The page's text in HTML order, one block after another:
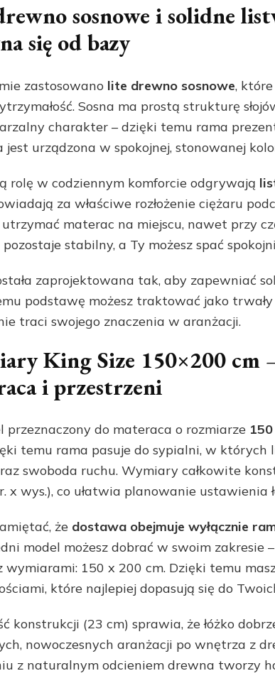
sosnowe i solidne
się od bazy
zastosowano lite drewno sosnowe,
Sosna ma prostą strukturę
charakter – dzięki temu rama
jest urządzona w spokojnej, stonowanej
rolę w codziennym komforcie odgrywają
za właściwe rozłożenie ciężaru
materac na miejscu, nawet przy
stabilny, a Ty możesz spać
zaprojektowana tak, aby zapewniać
podstawę możesz traktować jako
traci swojego znaczenia w aranżacji.
King Size 150×200 cm
i przestrzeni
przeznaczony do materaca o rozmiarze
temu rama pasuje do sypialni, w których
swoboda ruchu. Wymiary całkowite
x wys.), co ułatwia planowanie ustawienia
że dostawa obejmuje wyłącznie
model możesz dobrać w swoim zakresie
wymiarami: 150 x 200 cm. Dzięki temu
które najlepiej dopasują się do
konstrukcji (23 cm) sprawia, że łóżko
nowoczesnych aranżacji po wnętrza z
z naturalnym odcieniem drewna tworzy